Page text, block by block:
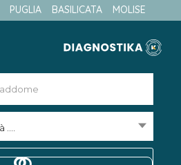
PUGLIA BASILICATA MOLISE